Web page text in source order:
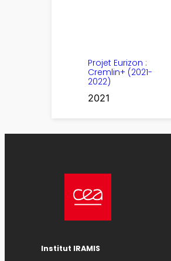
Projet Eurizon :
Cremlin+ (2021-
2022)
2021
Institut IRAMIS